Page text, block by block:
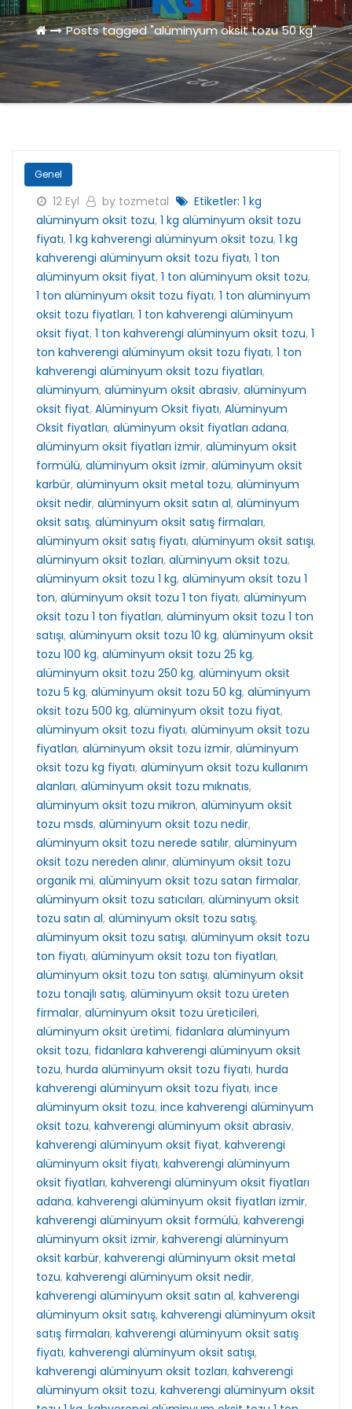
Posts tagged "alüminyum oksit tozu 50 kg"
Genel
12 Eyl by tozmetal Etiketler: 1 kg
alüminyum oksit tozu, 1 kg alüminyum oksit tozu
fiyatı, 1 kg kahverengi alüminyum oksit tozu, 1 kg
kahverengi alüminyum oksit tozu fiyatı, 1 ton
alüminyum oksit fiyat, 1 ton alüminyum oksit tozu,
1 ton alüminyum oksit tozu fiyatı, 1 ton alüminyum
oksit tozu fiyatları, 1 ton kahverengi alüminyum
oksit fiyat, 1 ton kahverengi alüminyum oksit tozu, 1
ton kahverengi alüminyum oksit tozu fiyatı, 1 ton
kahverengi alüminyum oksit tozu fiyatları,
alüminyum, alüminyum oksit abrasiv, alüminyum
oksit fiyat, Alüminyum Oksit fiyatı, Alüminyum
Oksit fiyatları, alüminyum oksit fiyatları adana,
alüminyum oksit fiyatları izmir, alüminyum oksit
formülü, alüminyum oksit izmir, alüminyum oksit
karbür, alüminyum oksit metal tozu, alüminyum
oksit nedir, alüminyum oksit satın al, alüminyum
oksit satış, alüminyum oksit satış firmaları,
alüminyum oksit satış fiyatı, alüminyum oksit satışı,
alüminyum oksit tozları, alüminyum oksit tozu,
alüminyum oksit tozu 1 kg, alüminyum oksit tozu 1
ton, alüminyum oksit tozu 1 ton fiyatı, alüminyum
oksit tozu 1 ton fiyatları, alüminyum oksit tozu 1 ton
satışı, alüminyum oksit tozu 10 kg, alüminyum oksit
tozu 100 kg, alüminyum oksit tozu 25 kg,
alüminyum oksit tozu 250 kg, alüminyum oksit
tozu 5 kg, alüminyum oksit tozu 50 kg, alüminyum
oksit tozu 500 kg, alüminyum oksit tozu fiyat,
alüminyum oksit tozu fiyatı, alüminyum oksit tozu
fiyatları, alüminyum oksit tozu izmir, alüminyum
oksit tozu kg fiyatı, alüminyum oksit tozu kullanım
alanları, alüminyum oksit tozu mıknatıs,
alüminyum oksit tozu mikron, alüminyum oksit
tozu msds, alüminyum oksit tozu nedir,
alüminyum oksit tozu nerede satılır, alüminyum
oksit tozu nereden alınır, alüminyum oksit tozu
organik mi, alüminyum oksit tozu satan firmalar,
alüminyum oksit tozu satıcıları, alüminyum oksit
tozu satın al, alüminyum oksit tozu satış,
alüminyum oksit tozu satışı, alüminyum oksit tozu
ton fiyatı, alüminyum oksit tozu ton fiyatları,
alüminyum oksit tozu ton satışı, alüminyum oksit
tozu tonajlı satış, alüminyum oksit tozu üreten
firmalar, alüminyum oksit tozu üreticileri,
alüminyum oksit üretimi, fidanlara alüminyum
oksit tozu, fidanlara kahverengi alüminyum oksit
tozu, hurda alüminyum oksit tozu fiyatı, hurda
kahverengi alüminyum oksit tozu fiyatı, ince
alüminyum oksit tozu, ince kahverengi alüminyum
oksit tozu, kahverengi alüminyum oksit abrasiv,
kahverengi alüminyum oksit fiyat, kahverengi
alüminyum oksit fiyatı, kahverengi alüminyum
oksit fiyatları, kahverengi alüminyum oksit fiyatları
adana, kahverengi alüminyum oksit fiyatları izmir,
kahverengi alüminyum oksit formülü, kahverengi
alüminyum oksit izmir, kahverengi alüminyum
oksit karbür, kahverengi alüminyum oksit metal
tozu, kahverengi alüminyum oksit nedir,
kahverengi alüminyum oksit satın al, kahverengi
alüminyum oksit satış, kahverengi alüminyum oksit
satış firmaları, kahverengi alüminyum oksit satış
fiyatı, kahverengi alüminyum oksit satışı,
kahverengi alüminyum oksit tozları, kahverengi
alüminyum oksit tozu, kahverengi alüminyum oksit